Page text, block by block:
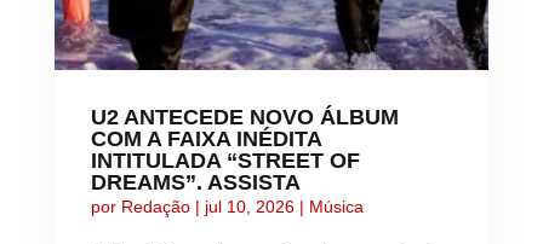
U2 ANTECEDE NOVO ÁLBUM
COM A FAIXA INÉDITA
INTITULADA “STREET OF
DREAMS”. ASSISTA
por Redação| jul 10, 2026| Música